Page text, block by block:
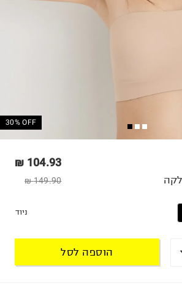
30% OFF
104.93 ₪
149.90 ₪
ניוד
הוספה לסל